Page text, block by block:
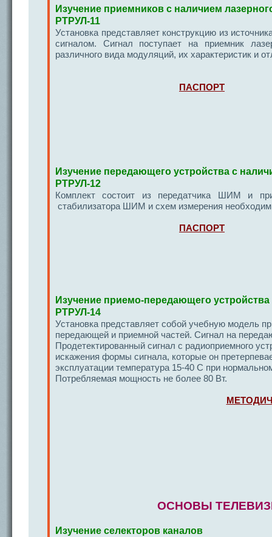
Изучение приемников с наличием
РТРУЛ-11
Установка представляет конструкцию из
сигналом. Сигнал поступает на приемник
различного вида модуляций, их характеристик и
ПАСПОРТ
Изучение передающего устройства с
РТРУЛ-12
Комплект состоит из передатчика ШИМ и
стабилизатора ШИМ и схем измерения
ПАСПОРТ
Изучение приемо-передающего
РТРУЛ-14
Установка представляет собой учебную модель
передающей и приемной частей. Сигнал на
Продетектированный сигнал с радиоприемного
искажения формы сигнала, которые он
эксплуатации температура 15-40 С при
Потребляемая мощность не более 80 Вт.
ОСНОВЫ
Изучение селекторов каналов